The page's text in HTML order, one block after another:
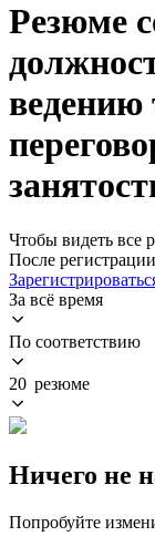
Резюме
ведению
Чтобы видеть все
После
За всё время
По соответствию
20 резюме
Ничего не
Попробуйте